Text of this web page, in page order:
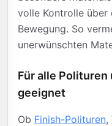
volle Kontrolle über
Bewegung. So
unerwünschten
Für alle
geeignet
Ob Finish-Polituren,